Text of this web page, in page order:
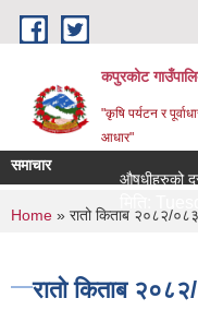
Skip to main content
कपुरकोट
"कृषि पर्यटन र
आधार"
समाचार
मिति:
You are here
Home » रातो किताब २०८२/०८३
रातो किताब